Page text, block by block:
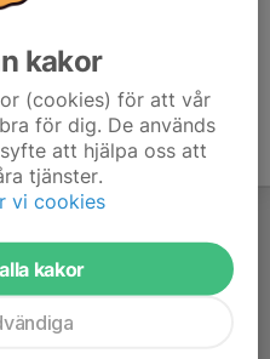
kakor
(cookies) för att vår
för dig. De används
att hjälpa oss att
tjänster.
vi cookies
kakor